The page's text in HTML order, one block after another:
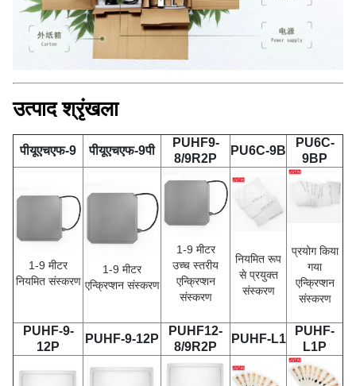
उत्पाद श्रृंखला
पीयूएचएफ-9 पीयूएचएफ-9पी
PUHF9-
8/9R2P
PU6C-9B
PU6C-
9BP
1-9 मीटर
नियमित संस्करण
1-9 मीटर
एन्क्रिप्शन संस्करण
1-9 मीटर
उच्च स्तरीय
एन्क्रिप्शन
संस्करण
नियमित रूप
से प्रयुक्त
संस्करण
प्रयोग किया
गया
एन्क्रिप्शन
संस्करण
PUHF-9-
12P
PUHF-9-12P
PUHF12-
8/9R2P
PUHF-L1
PUHF-
L1P